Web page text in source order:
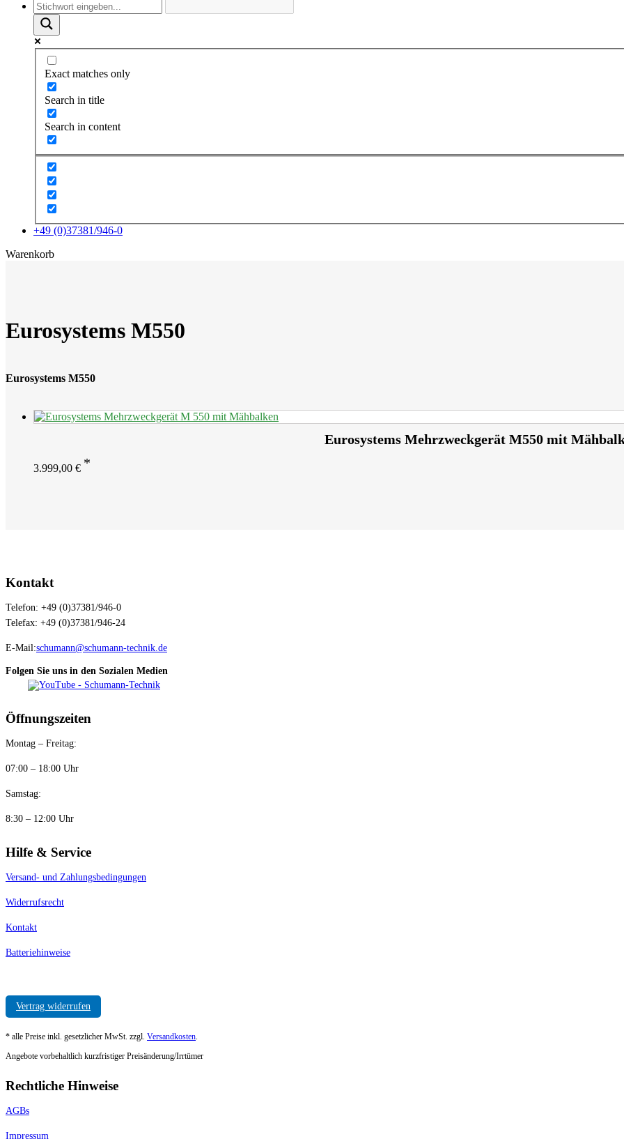
Exact matches only
Search in title
Search in content
+49 (0)37381/946-0
Warenkorbx
Eurosystems M550
Eurosystems M550
Eurosystems Mehrzweckgerät M550 mit
3.999,00 €
Kontakt
Telefon: +49 (0)37381/946-0
Telefax: +49 (0)37381/946-24
E-Mail:schumann@schumann-technik.de
Folgen Sie uns in den Sozialen Medien
Öffnungszeiten
Montag – Freitag:
07:00 – 18:00 Uhr
Samstag:
8:30 – 12:00 Uhr
Hilfe & Service
Versand- und Zahlungsbedingungen
Widerrufsrecht
Kontakt
Batteriehinweise
Vertrag widerrufen
* alle Preise inkl. gesetzlicher MwSt. zzgl. Versandkosten
Angebote vorbehaltlich kurzfristiger Preisänderung/Irrtümer
Rechtliche Hinweise
AGBs
Impressum